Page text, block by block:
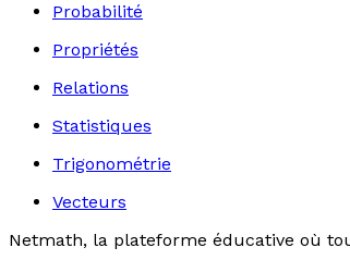
Probabilité
Propriétés
Relations
Statistiques
Trigonométrie
Vecteurs
Netmath, la plateforme éducative où